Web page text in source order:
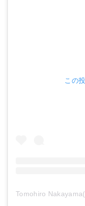
この
Tomohiro